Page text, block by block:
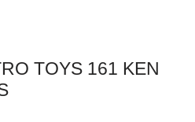
TOYS 161 KEN